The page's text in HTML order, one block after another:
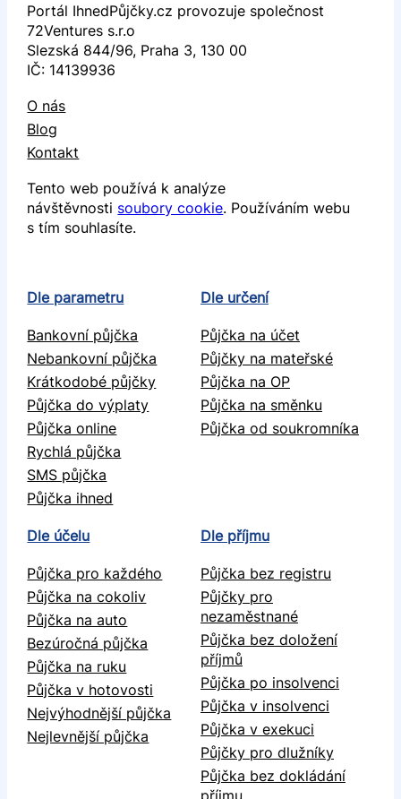
Portál IhnedPůjčky.cz provozuje společnost
72Ventures s.r.o
Slezská 844/96, Praha 3, 130 00
IČ: 14139936
O nás
Blog
Kontakt
Tento web používá k analýze
návštěvnosti soubory cookie. Používáním webu
s tím souhlasíte.
Dle parametru
Bankovní půjčka
Nebankovní půjčka
Krátkodobé půjčky
Půjčka do výplaty
Půjčka online
Rychlá půjčka
SMS půjčka
Půjčka ihned
Dle určení
Půjčka na účet
Půjčky na mateřské
Půjčka na OP
Půjčka na směnku
Půjčka od soukromníka
Dle účelu
Půjčka pro každého
Půjčka na cokoliv
Půjčka na auto
Bezúročná půjčka
Půjčka na ruku
Půjčka v hotovosti
Nejvýhodnější půjčka
Nejlevnější půjčka
Dle příjmu
Půjčka bez registru
Půjčky pro
nezaměstnané
Půjčka bez doložení
příjmů
Půjčka po insolvenci
Půjčka v insolvenci
Půjčka v exekuci
Půjčky pro dlužníky
Půjčka bez dokládání